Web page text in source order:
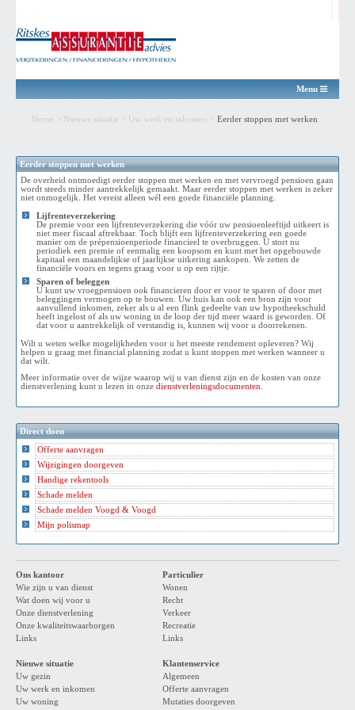
Menu
Home Nieuwe situatie Uw werk en inkomen Eerder stoppen met werken
Eerder stoppen met werken
De overheid ontmoedigt eerder stoppen met werken en met vervroegd pensioen gaan
wordt steeds minder aantrekkelijk gemaakt. Maar eerder stoppen met werken is zeker
niet onmogelijk. Het vereist alleen wél een goede financiële planning.
Lijfrenteverzekering
De premie voor een lijfrenteverzekering die vóór uw pensioenleeftijd uitkeert is
niet meer fiscaal aftrekbaar. Toch blijft een lijfrenteverzekering een goede
manier om de prépensioenperiode financieel te overbruggen. U stort nu
periodiek een premie of eenmalig een koopsom en kunt met het opgebouwde
kapitaal een maandelijkse of jaarlijkse uitkering aankopen. We zetten de
financiële voors en tegens graag voor u op een rijtje.
Sparen of beleggen
U kunt uw vroegpensioen ook financieren door er voor te sparen of door met
beleggingen vermogen op te bouwen. Uw huis kan ook een bron zijn voor
aanvullend inkomen, zeker als u al een flink gedeelte van uw hypotheekschuld
heeft ingelost of als uw woning in de loop der tijd meer waard is geworden. Of
dat voor u aantrekkelijk of verstandig is, kunnen wij voor u doorrekenen.
Wilt u weten welke mogelijkheden voor u het meeste rendement opleveren? Wij
helpen u graag met financial planning zodat u kunt stoppen met werken wanneer u
dat wilt.
Meer informatie over de wijze waarop wij u van dienst zijn en de kosten van onze
dienstverlening kunt u lezen in onze dienstverleningsdocumenten
Direct doen
Offerte aanvragen
Wijzigingen doorgeven
Handige rekentools
Schade melden
Schade melden Voogd & Voogd
Mijn polismap
Ons kantoor
Wie zijn u van dienst
Wat doen wij voor u
Onze dienstverlening
Onze kwaliteitswaarborgen
Links
Particulier
Wonen
Recht
Verkeer
Recreatie
Links
Nieuwe situatie
Uw gezin
Uw werk en inkomen
Uw woning
Klantenservice
Algemeen
Offerte aanvragen
Mutaties doorgeven